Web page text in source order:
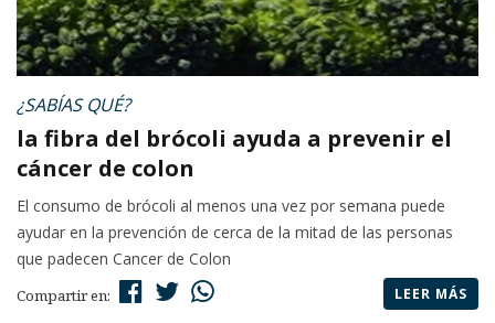
¿SABÍAS QUÉ?
la fibra del brócoli ayuda a prevenir el
cáncer de colon
El consumo de brócoli al menos una vez por semana puede
ayudar en la prevención de cerca de la mitad de las personas
que padecen Cancer de Colon
Compartir en: LEER MÁS